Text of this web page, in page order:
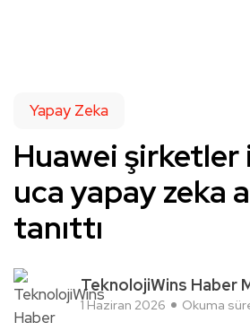
Yapay Zeka
Huawei
uca yapay zeka
tanıttı
TeknolojiWins Haber
1 Haziran 2026 Okuma